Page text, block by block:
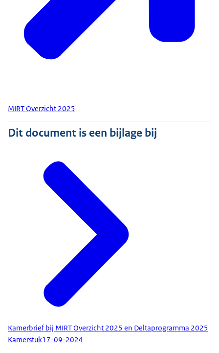
MIRT Overzicht 2025
Dit document is een bijlage bij
Kamerbrief bij MIRT Overzicht 2025 en Deltaprogramma 2025
Kamerstuk17-09-2024